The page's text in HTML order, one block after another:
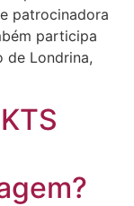
patrocinadora
participa
de Londrina,